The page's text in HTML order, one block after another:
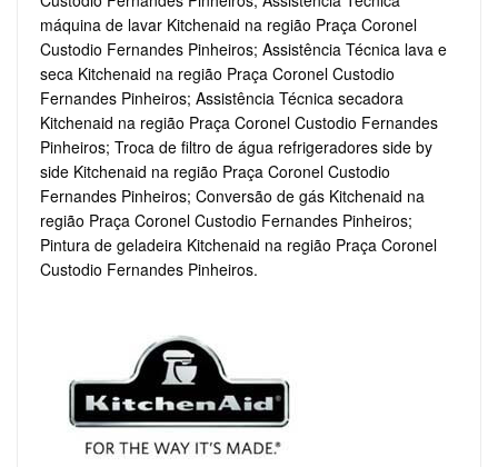
máquina de lavar Kitchenaid na região Praça Coronel
Custodio Fernandes Pinheiros; Assistência Técnica lava e
seca Kitchenaid na região Praça Coronel Custodio
Fernandes Pinheiros; Assistência Técnica secadora
Kitchenaid na região Praça Coronel Custodio Fernandes
Pinheiros; Troca de filtro de água refrigeradores side by
side Kitchenaid na região Praça Coronel Custodio
Fernandes Pinheiros; Conversão de gás Kitchenaid na
região Praça Coronel Custodio Fernandes Pinheiros;
Pintura de geladeira Kitchenaid na região Praça Coronel
Custodio Fernandes Pinheiros.